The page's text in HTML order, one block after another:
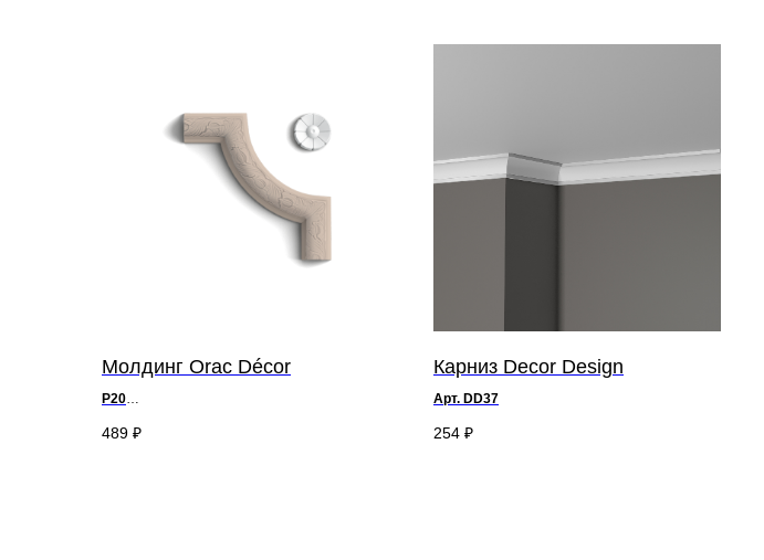
Молдинг Orac Décor
P20
489 ₽
Карниз Decor Design
Арт. DD37
254 ₽